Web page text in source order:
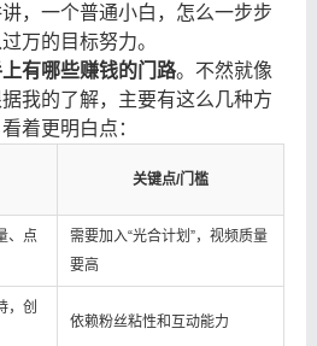
，一个普通小白，怎么一步步
万的目标努力。
有哪些赚钱的门路。不然就像
我的了解，主要有这么几种方
着更明白点：
关键点/门槛
、点
需要加入“光合计划”，视频质量
要高
，创
依赖粉丝粘性和互动能力